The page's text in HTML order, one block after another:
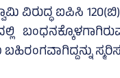
ವಿರುದ್ಧ ಐಪಿಸಿ